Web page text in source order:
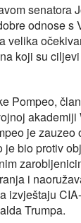
senatora
odnose s
velika
koji su
Pompeo,
je zauzeo
je bio protiv
i
izvještaju
Trumpa.